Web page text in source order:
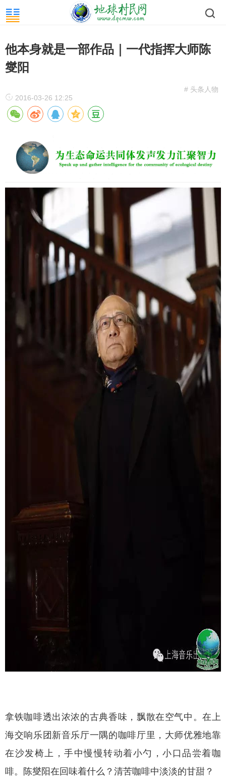
他本身就是一部作品｜一代指挥大师陈
燮阳
# 头条人物
2016-03-26 12:25
拿铁咖啡透出浓浓的古典香味，飘散在空气中。在上
海交响乐团新音乐厅一隅的咖啡厅里，大师优雅地靠
在沙发椅上，手中慢慢转动着小勺，小口品尝着咖
啡。陈燮阳在回味着什么？清苦咖啡中淡淡的甘甜？